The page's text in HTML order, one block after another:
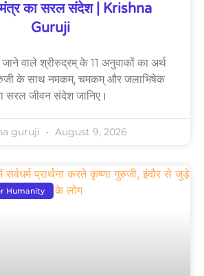
मंत्र का सरल संदेश | Krishna
Guruji
वाले श्रीरुद्रम् के 11 अनुवाकों का अर्थ
के साथ नमकम्, चमकम् और जलाभिषेक
सरल जीवन संदेश जानिए।
guruji August 9, 2026
Humanity